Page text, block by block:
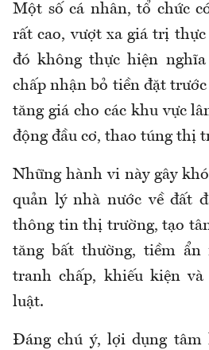
Một số cá nhân, tổ chức
rất cao, vượt xa giá trị thực
đó không thực hiện
chấp nhận bỏ tiền đặt
tăng giá cho các khu vực
động đầu cơ, thao túng thị
Những hành vi này gây
quản lý nhà nước về đất
thông tin thị trường, tạo
tăng bất thường, tiềm ẩn
tranh chấp, khiếu kiện
luật.
Đáng chú ý, lợi dụng tâm